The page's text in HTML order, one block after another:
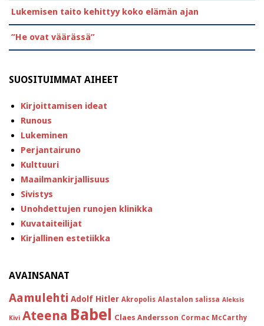
Lukemisen taito kehittyy koko elämän ajan
”He ovat väärässä”
SUOSITUIMMAT AIHEET
Kirjoittamisen ideat
Runous
Lukeminen
Perjantairuno
Kulttuuri
Maailmankirjallisuus
Sivistys
Unohdettujen runojen klinikka
Kuvataiteilijat
Kirjallinen estetiikka
AVAINSANAT
Aamulehti Adolf Hitler Akropolis Alastalon salissa Aleksis
Kivi Ateena Babel Claes Andersson Cormac McCarthy